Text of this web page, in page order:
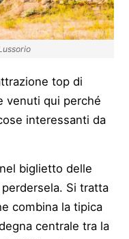
top di
venuti qui perché
interessanti da
biglietto delle
Si tratta
combina la tipica
centrale tra la